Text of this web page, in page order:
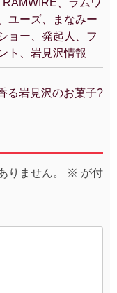
ユーズ、まなみー
ョー、発起人、フ
ト、岩見沢情報
る岩見沢のお菓子?
りません。 ※ が付